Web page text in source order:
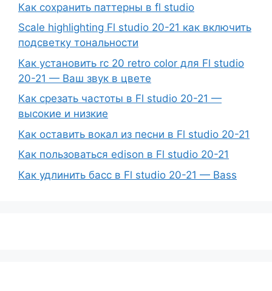
Как сохранить паттерны в fl studio
Scale highlighting Fl studio 20-21 как включить
подсветку тональности
Как установить rc 20 retro color для Fl studio
20-21 — Ваш звук в цвете
Как срезать частоты в Fl studio 20-21 —
высокие и низкие
Как оставить вокал из песни в Fl studio 20-21
Как пользоваться edison в Fl studio 20-21
Как удлинить басс в Fl studio 20-21 — Bass